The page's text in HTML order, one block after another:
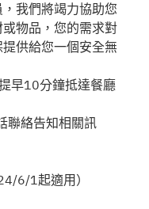
我們將竭力協助您
物品，您的需求對
供給您一個安全無
早10分鐘抵達餐廳
聯絡告知相關訊
6/1起適用）